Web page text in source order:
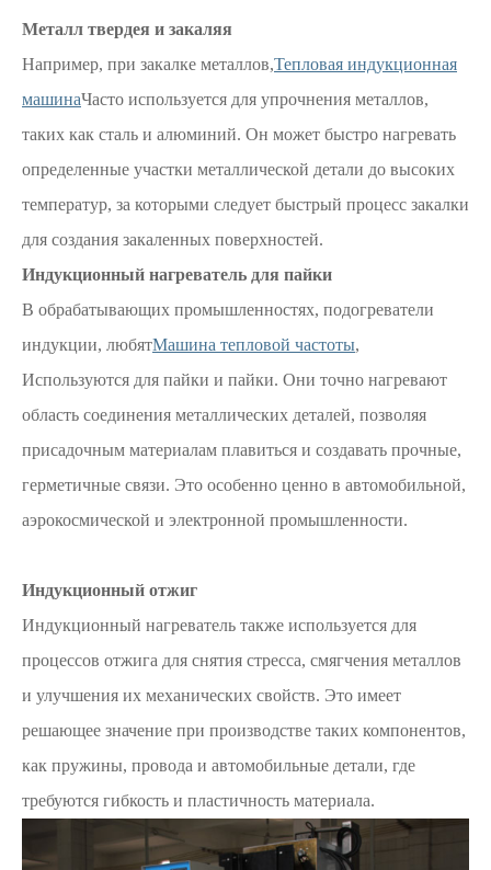
Металл твердея и закаляя
Например, при закалке металлов,Тепловая индукционная
машинаЧасто используется для упрочнения металлов,
таких как сталь и алюминий. Он может быстро нагревать
определенные участки металлической детали до высоких
температур, за которыми следует быстрый процесс закалки
для создания закаленных поверхностей.
Индукционный нагреватель для пайки
В обрабатывающих промышленностях, подогреватели
индукции, любятМашина тепловой частоты,
Используются для пайки и пайки. Они точно нагревают
область соединения металлических деталей, позволяя
присадочным материалам плавиться и создавать прочные,
герметичные связи. Это особенно ценно в автомобильной,
аэрокосмической и электронной промышленности.
Индукционный отжиг
Индукционный нагреватель также используется для
процессов отжига для снятия стресса, смягчения металлов
и улучшения их механических свойств. Это имеет
решающее значение при производстве таких компонентов,
как пружины, провода и автомобильные детали, где
требуются гибкость и пластичность материала.